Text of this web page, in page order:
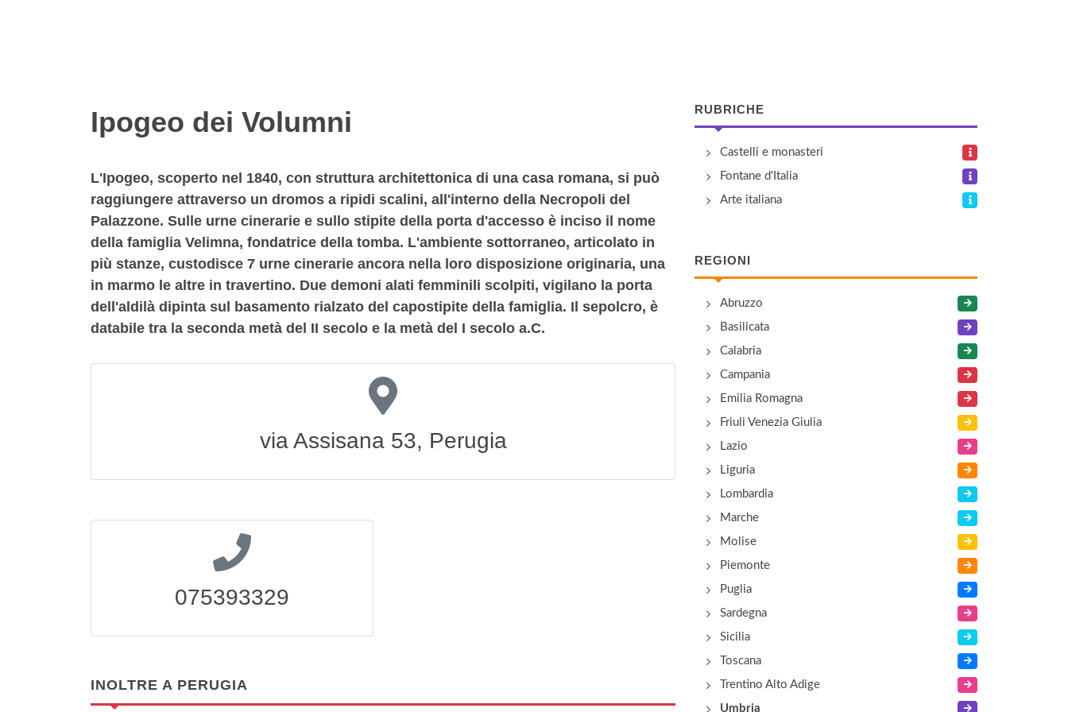
Ipogeo dei Volumni
L'Ipogeo, scoperto nel 1840, con struttura architettonica di una casa romana, si può
raggiungere attraverso un dromos a ripidi scalini, all'interno della Necropoli del
Palazzone. Sulle urne cinerarie e sullo stipite della porta d'accesso è inciso il nome
della famiglia Velimna, fondatrice della tomba. L'ambiente sottorraneo, articolato in
più stanze, custodisce 7 urne cinerarie ancora nella loro disposizione originaria, una
in marmo le altre in travertino. Due demoni alati femminili scolpiti, vigilano la porta
dell'aldilà dipinta sul basamento rialzato del capostipite della famiglia. Il sepolcro, è
databile tra la seconda metà del II secolo e la metà del I secolo a.C.
via Assisana 53, Perugia
075393329
INOLTRE A PERUGIA
RUBRICHE
Castelli e monasteri
Fontane d'Italia
Arte italiana
REGIONI
Abruzzo
Basilicata
Calabria
Campania
Emilia Romagna
Friuli Venezia Giulia
Lazio
Liguria
Lombardia
Marche
Molise
Piemonte
Puglia
Sardegna
Sicilia
Toscana
Trentino Alto Adige
Umbria